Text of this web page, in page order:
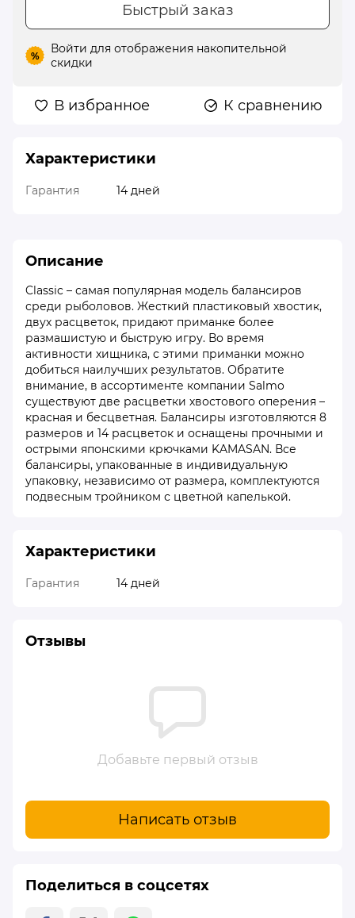
Быстрый заказ
% Войти для отображения накопительной
скидки
В избранное К сравнению
Характеристики
Гарантия 14 дней
Описание
Classic – самая популярная модель балансиров
среди рыболовов. Жесткий пластиковый хвостик,
двух расцветок, придают приманке более
размашистую и быструю игру. Во время
активности хищника, с этими приманки можно
добиться наилучших результатов. Обратите
внимание, в ассортименте компании Salmo
существуют две расцветки хвостового оперения –
красная и бесцветная. Балансиры изготовляются 8
размеров и 14 расцветок и оснащены прочными и
острыми японскими крючками KAMASAN. Все
балансиры, упакованные в индивидуальную
упаковку, независимо от размера, комплектуются
подвесным тройником с цветной капелькой.
Характеристики
Гарантия 14 дней
Отзывы
Добавьте первый отзыв
Написать отзыв
Поделиться в соцсетях